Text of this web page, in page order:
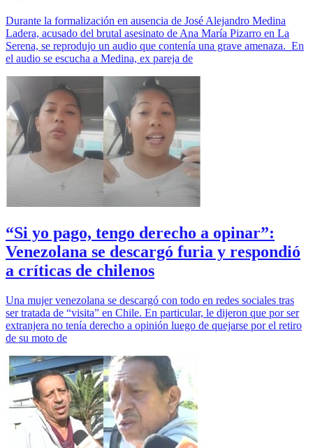
Durante la formalización en ausencia de José Alejandro Medina
Ladera, acusado del brutal asesinato de Ana María Pizarro en La
Serena, se reprodujo un audio que contenía una grave amenaza. En
el audio se escucha a Medina, ex pareja de
“Si yo pago, tengo derecho a opinar”:
Venezolana se descargó furia y respondió
a críticas de chilenos
Una mujer venezolana se descargó con todo en redes sociales tras
ser tratada de “visita” en Chile. En particular, le dijeron que por ser
extranjera no tenía derecho a opinión luego de quejarse por el retiro
de su moto de